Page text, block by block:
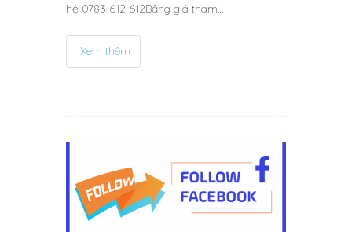
hệ 0783 612 612Bảng giá tham…
Xem thêm